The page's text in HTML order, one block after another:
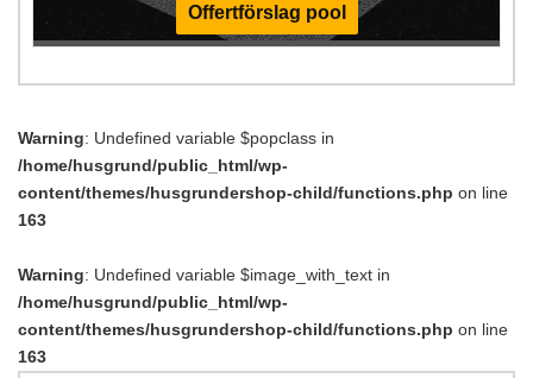
Offertförslag pool
Warning: Undefined variable $popclass in
/home/husgrund/public_html/wp-
content/themes/husgrundershop-child/functions.php on line
163
Warning: Undefined variable $image_with_text in
/home/husgrund/public_html/wp-
content/themes/husgrundershop-child/functions.php on line
163